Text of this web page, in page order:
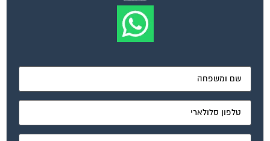
יהפוך את ניהול הבית המשותף לחוויה מהנה ופשוטה ויחסוך
לך זמן רב ועלויות בתחזוקת הבניין!